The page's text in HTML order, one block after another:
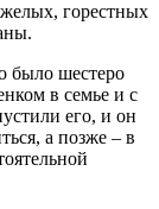
горестных
было шестеро
в семье и с
его, и он
а позже – в